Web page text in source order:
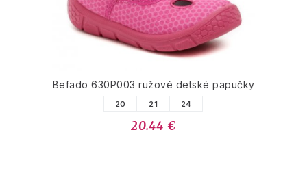
Befado 630P003 ružové detské papučky
20 21 24
20.44 €